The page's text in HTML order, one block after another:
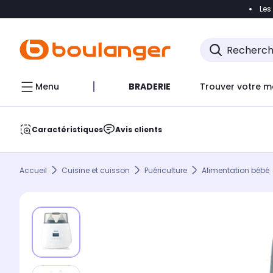
Accéder
Menu BRADERIE Trouver votre
Caractéristiques Avis clients
Accueil Cuisine et cuisson Puériculture Alimentation bébé